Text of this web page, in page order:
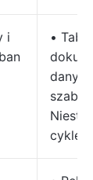
i
•
cykle